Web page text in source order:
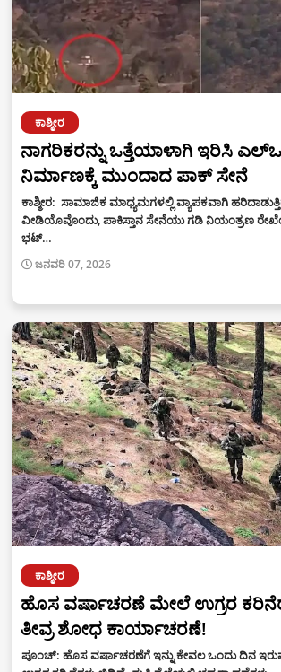
ಕಾಶ್ಮೀರ
ನಾಗರಿಕರನ್ನು ಒತ್ತೆಯಾಳಾಗಿ ಇರಿಸಿ
ನಿರ್ಮಾಣಕ್ಕೆ ಮುಂದಾದ ಪಾಕ್‌ ಸೇನೆ
ಕಾಶ್ಮೀರ: ಸಾಮಾಜಿಕ ಮಾಧ್ಯಮಗಳಲ್ಲಿ ವ್ಯಾಪಕವಾಗಿ
ವೀಡಿಯೊವೊಂದು, ಪಾಕಿಸ್ತಾನ ಸೇನೆಯು ಗಡಿ ನಿಯಂತ್ರಣ
ಭಟ್…
ಜನವರಿ 07, 2026
ಕಾಶ್ಮೀರ
ಹೊಸ ವರ್ಷಾಚರಣೆ ಮೇಲೆ ಉಗ್ರರ
ತೀವ್ರ ಶೋಧ ಕಾರ್ಯಾಚರಣೆ!
ಪೂಂಚ್: ಹೊಸ ವರ್ಷಾಚರಣೆಗೆ ಇನ್ನು ಕೇವಲ ಒಂದು ದಿನ